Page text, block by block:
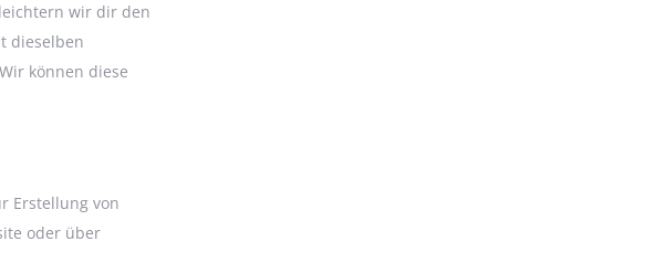
wir dir den
dieselben
können diese
Erstellung von
oder über